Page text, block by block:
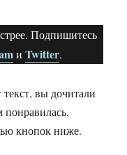
Подпишитесь
и Twitter.
вы дочитали
понравилась,
кнопок ниже.